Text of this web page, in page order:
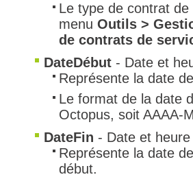
Le type de contrat
menu Outils >
de contrats de
DateDébut - Date et
Représente la date
Le format de la date
Octopus, soit AAAA-
DateFin - Date et heure
Représente la date
début.